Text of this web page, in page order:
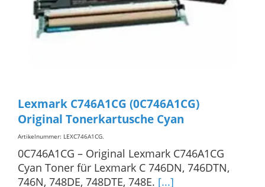
Lexmark C746A1CG (0C746A1CG)
Original Tonerkartusche Cyan
Artikelnummer: LEXC746A1CG.
0C746A1CG – Original Lexmark C746A1CG
Cyan Toner für Lexmark C 746DN, 746DTN,
746N, 748DE, 748DTE, 748E. [...]